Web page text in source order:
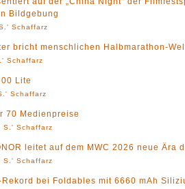
Bildgebung
Schaffarz
bricht menschlichen Halbmarathon-
Schaffarz
Lite
Schaffarz
70 Medienpreise
S.' Schaffarz
leitet auf dem MWC 2026 neue Ära
S.' Schaffarz
bei Foldables mit 6660 mAh